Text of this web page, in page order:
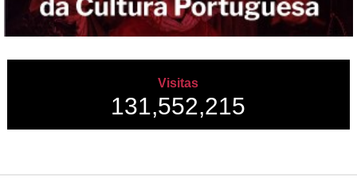
Visitas
131,552,215